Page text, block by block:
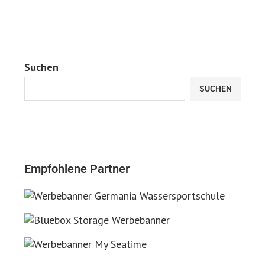
Suchen
SUCHEN
Empfohlene Partner